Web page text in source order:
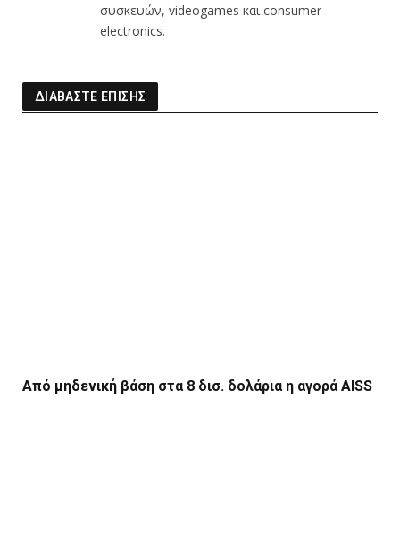
συσκευών, videogames και consumer
electronics.
ΔΙΑΒΑΣΤΕ ΕΠΙΣΗΣ
Από μηδενική βάση στα 8 δισ. δολάρια η αγορά AISS